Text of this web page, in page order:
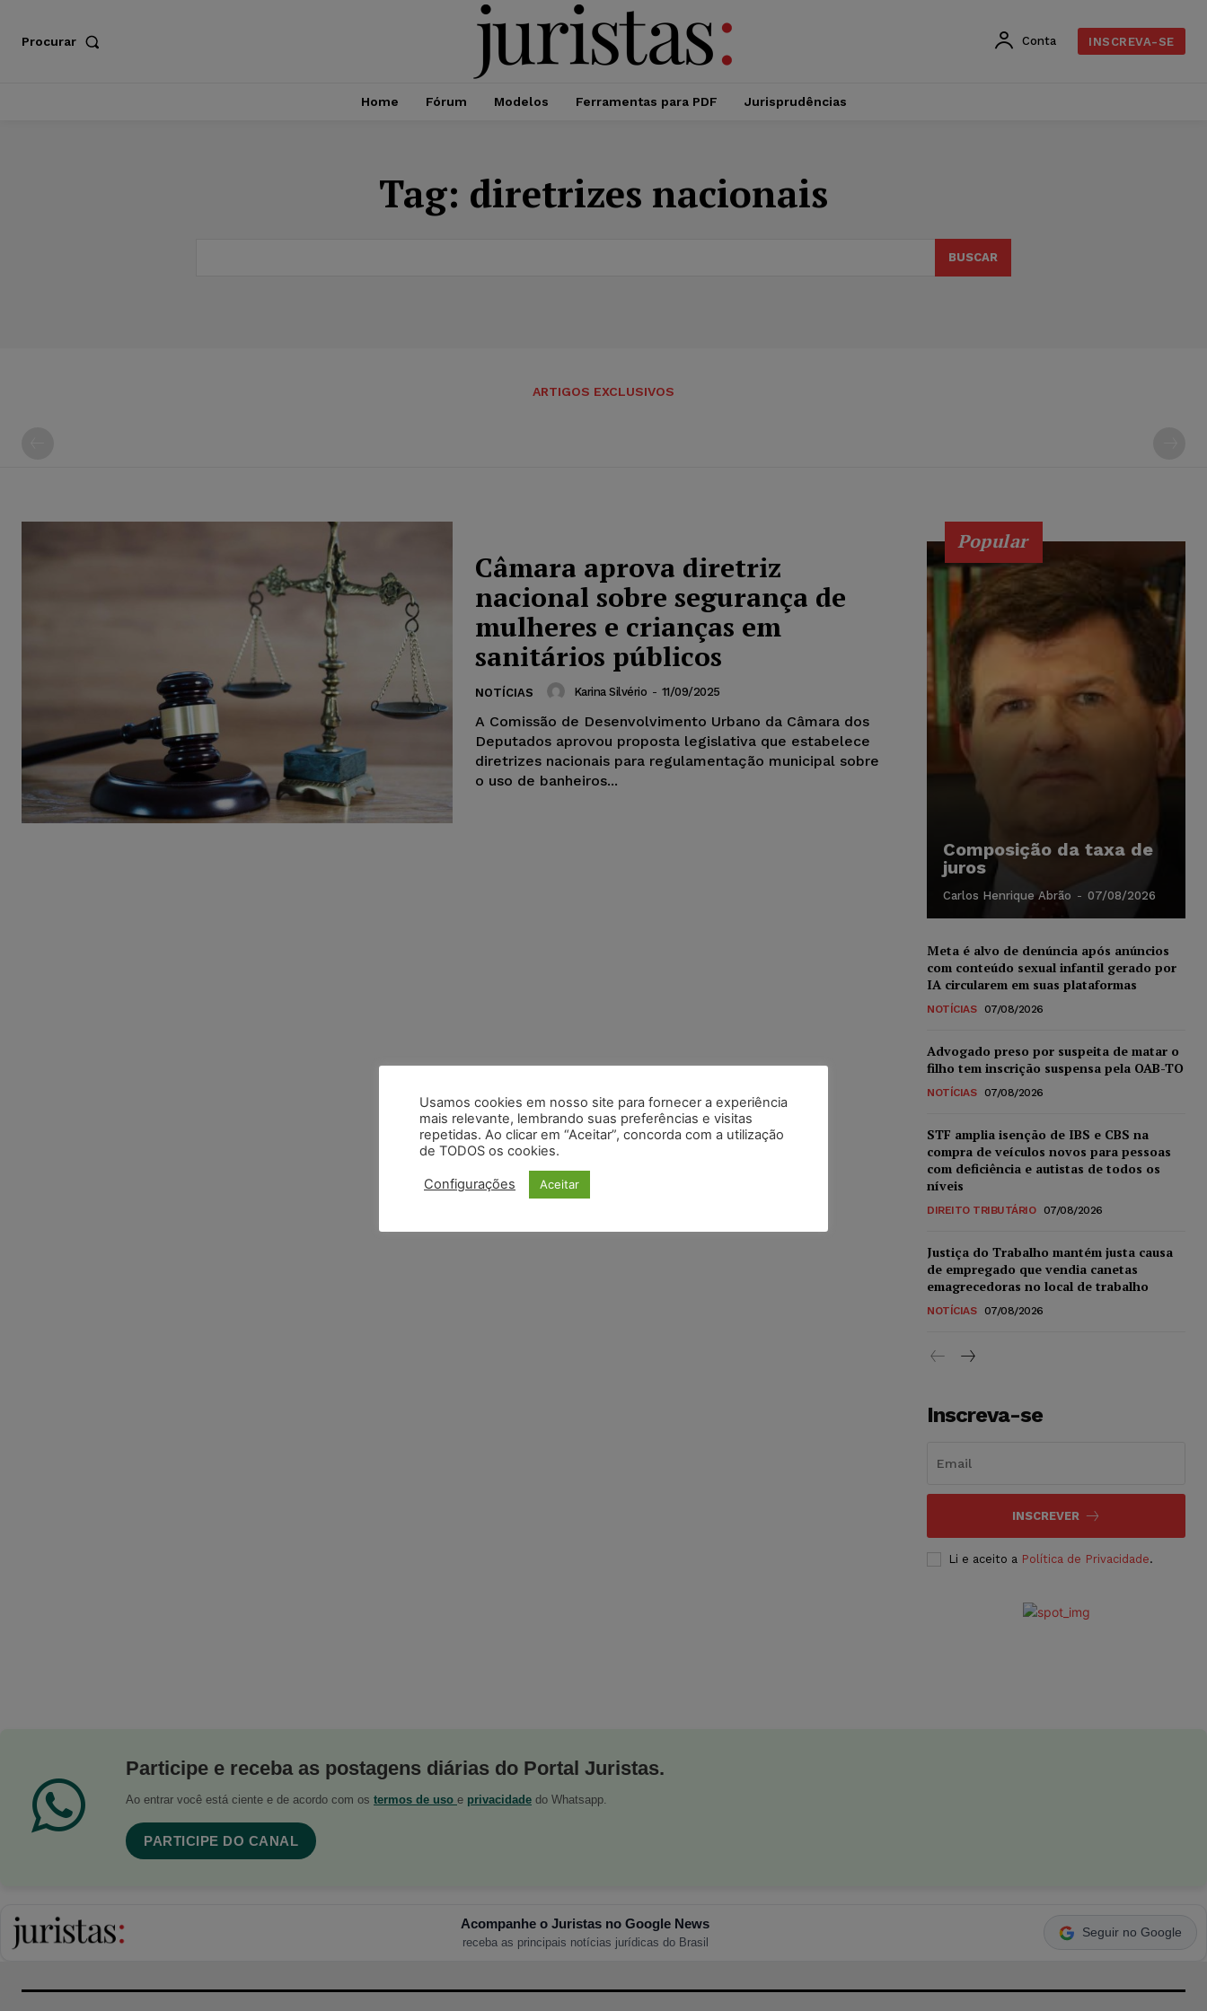
Procurar Conta INSCREVA-SE
Home Fórum Modelos Ferramentas para PDF Jurisprudências
Tag: diretrizes nacionais
BUSCAR
ARTIGOS EXCLUSIVOS
Câmara aprova diretriz
nacional sobre segurança de
mulheres e crianças em
sanitários públicos
NOTÍCIAS Karina Silvério - 11/09/2025
A Comissão de Desenvolvimento Urbano da Câmara dos
Deputados aprovou proposta legislativa que estabelece
diretrizes nacionais para regulamentação municipal sobre
o uso de banheiros...
Popular
Composição da taxa de
juros
Carlos Henrique Abrão - 07/08/2026
Meta é alvo de denúncia após anúncios
com conteúdo sexual infantil gerado por
IA circularem em suas plataformas
NOTÍCIAS 07/08/2026
Advogado preso por suspeita de matar o
filho tem inscrição suspensa pela OAB-TO
NOTÍCIAS 07/08/2026
STF amplia isenção de IBS e CBS na
compra de veículos novos para pessoas
com deficiência e autistas de todos os
níveis
DIREITO TRIBUTÁRIO 07/08/2026
Justiça do Trabalho mantém justa causa
de empregado que vendia canetas
emagrecedoras no local de trabalho
NOTÍCIAS 07/08/2026
Inscreva-se
INSCREVER
Li e aceito a Política de Privacidade.
Participe e receba as postagens diárias do Portal Juristas.
Ao entrar você está ciente e de acordo com os termos de uso e privacidade do Whatsapp.
PARTICIPE DO CANAL
Acompanhe o Juristas no Google News
receba as principais notícias jurídicas do Brasil
Seguir no Google
Usamos cookies em nosso site para fornecer a experiência
mais relevante, lembrando suas preferências e visitas
repetidas. Ao clicar em “Aceitar”, concorda com a utilização
de TODOS os cookies.
Configurações Aceitar